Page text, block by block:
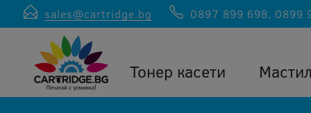
sales@cartridge.bg 0897 899 698, 0899
Тонер касети